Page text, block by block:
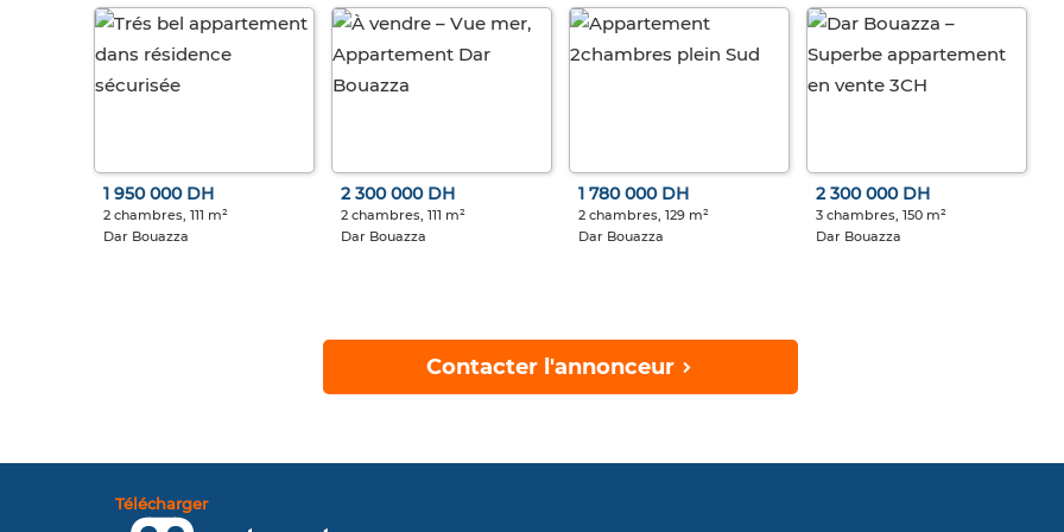
1 950 000 DH
2 chambres, 111 m²
Dar Bouazza
2 300 000 DH
2 chambres, 111 m²
Dar Bouazza
1 780 000 DH
2 chambres, 129 m²
Dar Bouazza
2 300 000 DH
3 chambres, 150 m²
Dar Bouazza
Contacter l'annonceur
Télécharger